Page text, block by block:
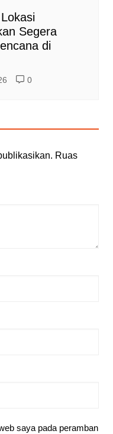
Segera
di
0
Ruas
saya pada peramban